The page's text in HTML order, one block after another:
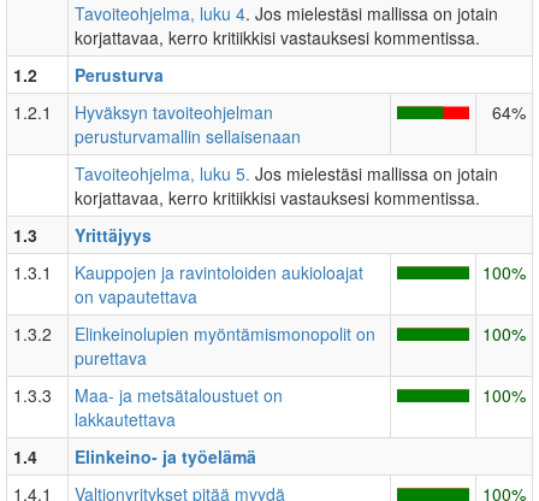
Tavoiteohjelma, luku 4. Jos mielestäsi mallissa on jotain
korjattavaa, kerro kritiikkisi vastauksesi kommentissa.
1.2
Perusturva
1.2.1
Hyväksyn tavoiteohjelman
perusturvamallin sellaisenaan
64%
Tavoiteohjelma, luku 5. Jos mielestäsi mallissa on jotain
korjattavaa, kerro kritiikkisi vastauksesi kommentissa.
1.3
Yrittäjyys
1.3.1
Kauppojen ja ravintoloiden aukioloajat
on vapautettava
100%
1.3.2
Elinkeinolupien myöntämismonopolit on
purettava
100%
1.3.3
Maa- ja metsätaloustuet on
lakkautettava
100%
1.4
Elinkeino- ja työelämä
1.4.1
Valtionyritykset pitää myydä
100%